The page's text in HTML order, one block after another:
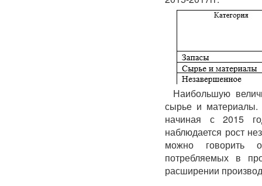
Наибольшую
сырье и материалы.
начиная с 2015
наблюдается рост
можно говорить
потребляемых в
расширении